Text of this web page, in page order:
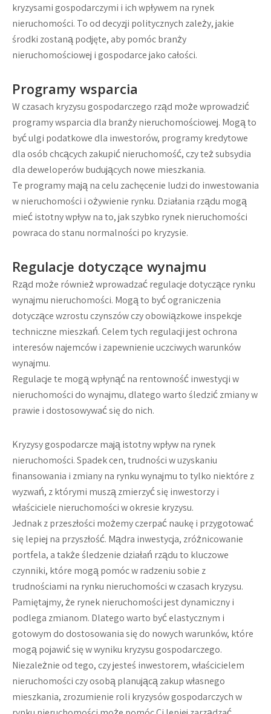
kryzysami gospodarczymi i ich wpływem na rynek
nieruchomości. To od decyzji politycznych zależy, jakie
środki zostaną podjęte, aby pomóc branży
nieruchomościowej i gospodarce jako całości.
Programy wsparcia
W czasach kryzysu gospodarczego rząd może wprowadzić
programy wsparcia dla branży nieruchomościowej. Mogą to
być ulgi podatkowe dla inwestorów, programy kredytowe
dla osób chcących zakupić nieruchomość, czy też subsydia
dla deweloperów budujących nowe mieszkania.
Te programy mają na celu zachęcenie ludzi do inwestowania
w nieruchomości i ożywienie rynku. Działania rządu mogą
mieć istotny wpływ na to, jak szybko rynek nieruchomości
powraca do stanu normalności po kryzysie.
Regulacje dotyczące wynajmu
Rząd może również wprowadzać regulacje dotyczące rynku
wynajmu nieruchomości. Mogą to być ograniczenia
dotyczące wzrostu czynszów czy obowiązkowe inspekcje
techniczne mieszkań. Celem tych regulacji jest ochrona
interesów najemców i zapewnienie uczciwych warunków
wynajmu.
Regulacje te mogą wpłynąć na rentowność inwestycji w
nieruchomości do wynajmu, dlatego warto śledzić zmiany w
prawie i dostosowywać się do nich.
Kryzysy gospodarcze mają istotny wpływ na rynek
nieruchomości. Spadek cen, trudności w uzyskaniu
finansowania i zmiany na rynku wynajmu to tylko niektóre z
wyzwań, z którymi muszą zmierzyć się inwestorzy i
właściciele nieruchomości w okresie kryzysu.
Jednak z przeszłości możemy czerpać naukę i przygotować
się lepiej na przyszłość. Mądra inwestycja, zróżnicowanie
portfela, a także śledzenie działań rządu to kluczowe
czynniki, które mogą pomóc w radzeniu sobie z
trudnościami na rynku nieruchomości w czasach kryzysu.
Pamiętajmy, że rynek nieruchomości jest dynamiczny i
podlega zmianom. Dlatego warto być elastycznym i
gotowym do dostosowania się do nowych warunków, które
mogą pojawić się w wyniku kryzysu gospodarczego.
Niezależnie od tego, czy jesteś inwestorem, właścicielem
nieruchomości czy osobą planującą zakup własnego
mieszkania, zrozumienie roli kryzysów gospodarczych w